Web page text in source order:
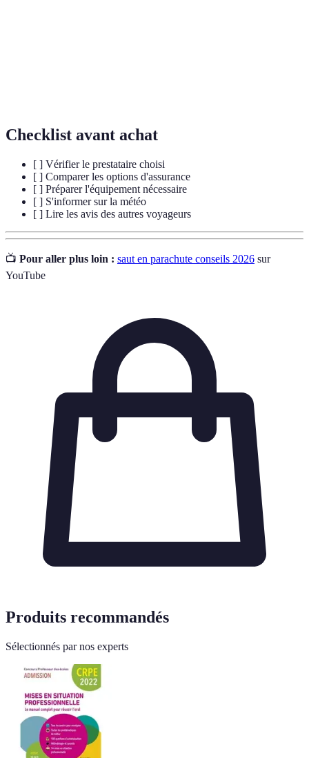
Checklist avant achat
[ ] Vérifier le prestataire choisi
[ ] Comparer les options d'assurance
[ ] Préparer l'équipement nécessaire
[ ] S'informer sur la météo
[ ] Lire les avis des autres voyageurs
📺 Pour aller plus loin : saut en parachute conseils 2026 sur
YouTube
Produits recommandés
Sélectionnés par nos experts